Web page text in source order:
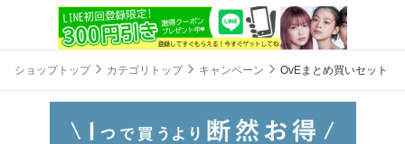
ショップトップ カテゴリトップ キャンペーン OvEまとめ買いセット